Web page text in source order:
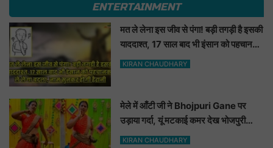
ENTERTAINMENT
मत ले लेना इस जीव से पंगा! बड़ी तगड़ी है इसकी
याददाश्त, 17 साल बाद भी इंसान को पहचानकर
ले लेगा बदला, नाम सुनकर होगी हैरानी...
KIRAN CHAUDHARY
मेले में आँटी जी ने Bhojpuri Gane पर
उड़ाया गर्दा, यूं मटकाई कमर देख भोजपुरी
हसीनाएं भी शरमाई a
KIRAN CHAUDHARY